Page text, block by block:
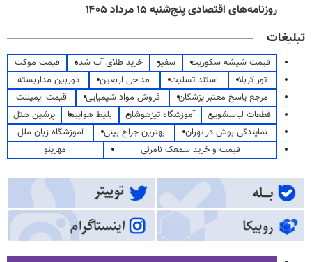
روزنامه‌های اقتصادی پنج‌شنبه ۱۵ مرداد ۱۴۰۵
تبلیغات
قیمت شیشه سکوریت سفیر خرید طلای آب شده
قیمت موکت
تور کربلا
استند تسلیت مداحی اربعین
دوربین مداربسته
مرجع پاسخ معتبر پزشکان
فروش مواد شیمیایی
قیمت ایمپلنت
قطعات لباسشویی
آموزشگاه تیزهوشان بلیط هواپیما
پرشین هتل
نمایندگی بوش در تهران
بهترین جراح بینی
آموزشگاه زبان ملل
قیمت و خرید سمعک نامرئی
مهرینو